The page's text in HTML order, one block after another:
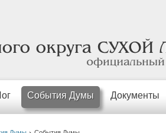
События Думы Документы